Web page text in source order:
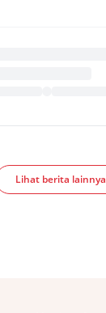
Lihat berita lainnya